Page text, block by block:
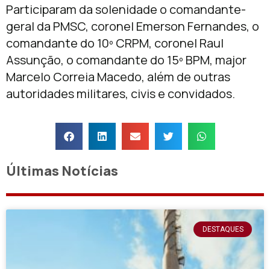
Participaram da solenidade o comandante-
geral da PMSC, coronel Emerson Fernandes, o
comandante do 10º CRPM, coronel Raul
Assunção, o comandante do 15º BPM, major
Marcelo Correia Macedo, além de outras
autoridades militares, civis e convidados.
Últimas Notícias
DESTAQUES